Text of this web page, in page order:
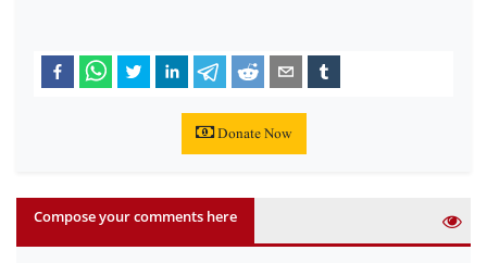
Donate Now
Compose your comments here